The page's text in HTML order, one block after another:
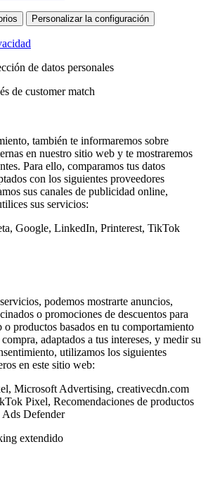
Personalizar la configuración
de datos personales
de customer match
también te informaremos sobre
en nuestro sitio web y te mostraremos
Para ello, comparamos tus datos
con los siguientes proveedores
sus canales de publicidad online,
sus servicios:
Google, LinkedIn, Printerest, TikTok
podemos mostrarte anuncios,
o promociones de descuentos para
o productos basados en tu comportamiento
adaptados a tus intereses, y medir su
utilizamos los siguientes
en este sitio web:
Microsoft Advertising, creativecdn.com
Pixel, Recomendaciones de productos
Ads Defender
extendido